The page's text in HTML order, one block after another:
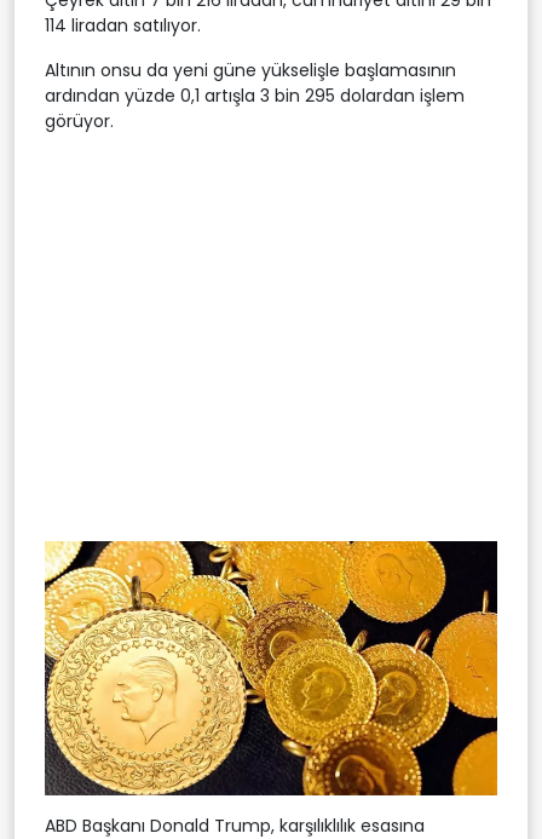
114 liradan satılıyor.
Altının onsu da yeni güne yükselişle başlamasının
ardından yüzde 0,1 artışla 3 bin 295 dolardan işlem
görüyor.
ABD Başkanı Donald Trump, karşılıklılık esasına